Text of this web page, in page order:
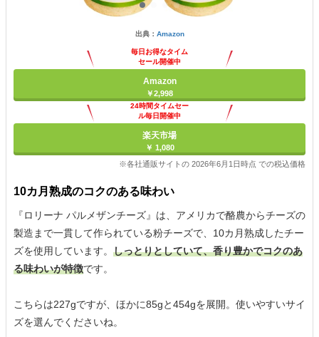
出典： Amazon
毎日お得なタイム
セール開催中
Amazon
￥2,998
24時間タイムセー
ル毎日開催中
楽天市場
￥ 1,080
※各社通販サイトの 2026年6月1日時点 での税込価格
10カ月熟成のコクのある味わい
『ロリーナ パルメザンチーズ』は、アメリカで酪農からチーズの
製造まで一貫して作られている粉チーズで、10カ月熟成したチー
ズを使用しています。 しっとりとしていて、香り豊かでコクのあ
る味わいが特徴です。
こちらは227gですが、ほかに85gと454gを展開。使いやすいサイ
ズを選んでくださいね。